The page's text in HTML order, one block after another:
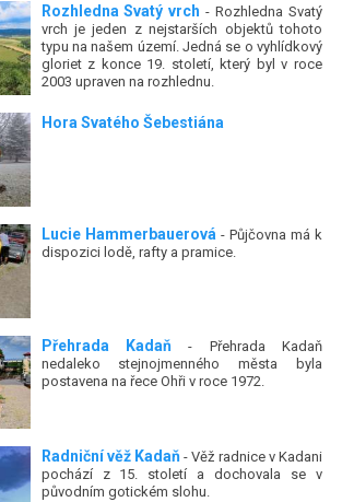
Rozhledna Svatý vrch - Rozhledna Svatý
vrch je jeden z nejstarších objektů tohoto
typu na našem území. Jedná se o vyhlídkový
gloriet z konce 19. století, který byl v roce
2003 upraven na rozhlednu.
Hora Svatého Šebestiána
Lucie Hammerbauerová - Půjčovna má k
dispozici lodě, rafty a pramice.
Přehrada Kadaň- Přehrada Kadaň
nedaleko stejnojmenného města byla
postavena na řece Ohři v roce 1972.
Radniční věž Kadaň - Věž radnice v Kadani
pochází z 15. století a dochovala se v
původním gotickém slohu.